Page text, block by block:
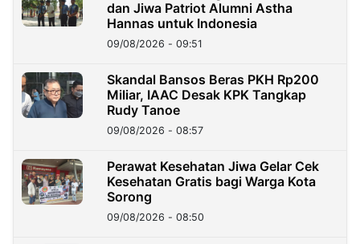
dan Jiwa Patriot Alumni Astha
Hannas untuk Indonesia
09/08/2026 - 09:51
Skandal Bansos Beras PKH Rp200
Miliar, IAAC Desak KPK Tangkap
Rudy Tanoe
09/08/2026 - 08:57
Perawat Kesehatan Jiwa Gelar Cek
Kesehatan Gratis bagi Warga Kota
Sorong
09/08/2026 - 08:50